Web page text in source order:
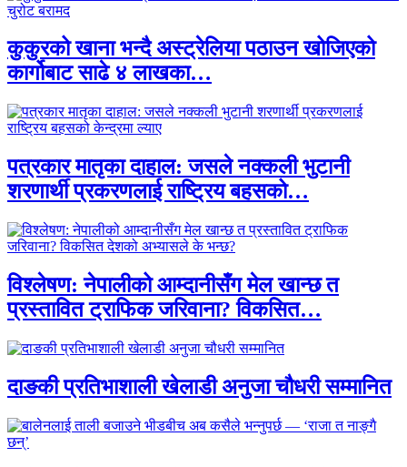
कुकुरको खाना भन्दै अस्ट्रेलिया पठाउन खोजिएको
कार्गोबाट साढे ४ लाखका…
पत्रकार मातृका दाहाल: जसले नक्कली भुटानी
शरणार्थी प्रकरणलाई राष्ट्रिय बहसको…
विश्लेषण: नेपालीको आम्दानीसँग मेल खान्छ त
प्रस्तावित ट्राफिक जरिवाना? विकसित…
दाङकी प्रतिभाशाली खेलाडी अनुजा चौधरी सम्मानित